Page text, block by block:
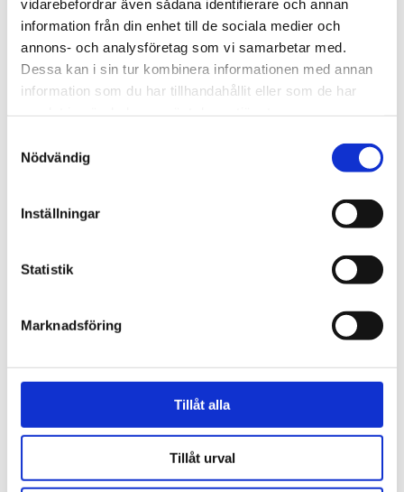
vidarebefordrar även sådana identifierare och annan
information från din enhet till de sociala medier och
annons- och analysföretag som vi samarbetar med.
Dessa kan i sin tur kombinera informationen med annan
information som du har tillhandahållit eller som de har
Nödvändig
Inställningar
Statistik
Marknadsföring
Tillåt alla
Tillåt urval
Blygsam bidrags­höjning
att vänta nästa år
Webb-tv
grund av facket